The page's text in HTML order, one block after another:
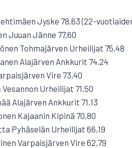
Jyske 78,63 (22-
Juuan Jänne 77,60
Tohmajärven Urheilijat 75,48
Alajärven Ankkurit 74,24
Vire 73,40
Vesannon Urheilijat 71,50
Alajärven Ankkurit 71,13
Kajaanin Kipinä 70,80
Pyhäselän Urheilijat 66,19
Varpaisjärven Vire 62,79